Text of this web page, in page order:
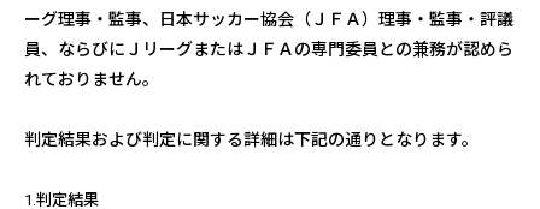
ーグ理事・監事、日本サッカー協会（ＪＦＡ）理事・監事・評議
員、ならびにＪリーグまたはＪＦＡの専門委員との兼務が認めら
れておりません。
判定結果および判定に関する詳細は下記の通りとなります。
1.判定結果